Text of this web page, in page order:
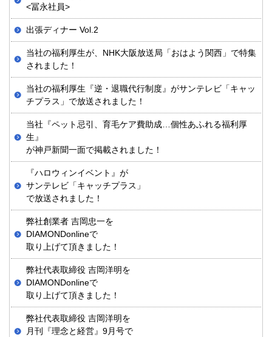
<冨永社員>
出張ディナー Vol.2
当社の福利厚生が、NHK大阪放送局「おはよう関西」で特集
されました！
当社の福利厚生『逆・退職代行制度』がサンテレビ「キャッ
チプラス」で放送されました！
当社『ペット忌引、育毛ケア費助成…個性あふれる福利厚
生』
が神戸新聞一面で掲載されました！
『ハロウィンイベント』が
サンテレビ「キャッチプラス」
で放送されました！
弊社創業者 吉岡忠一を
DIAMONDonlineで
取り上げて頂きました！
弊社代表取締役 吉岡洋明を
DIAMONDonlineで
取り上げて頂きました！
弊社代表取締役 吉岡洋明を
月刊『理念と経営』9月号で